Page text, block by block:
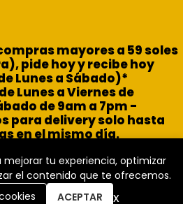
mayores a 59 soles
pide hoy y recibe hoy
Lunes a Sábado)*
Lunes a Viernes de
de 9am a 7pm -
para delivery solo hasta
en el mismo día.
mejorar tu experiencia, optimizar
el contenido que te ofrecemos.
ACEPTAR x